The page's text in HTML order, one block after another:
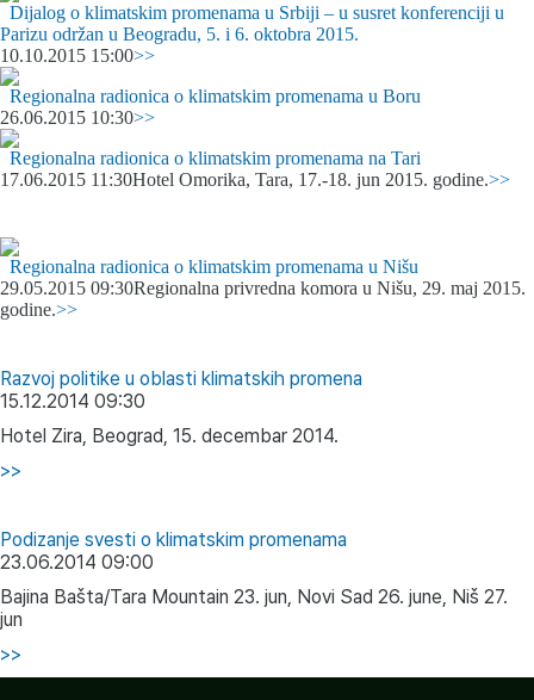
Dijalog o klimatskim promenama u Srbiji – u susret konferenciji u
Parizu održan u Beogradu, 5. i 6. oktobra 2015.
10.10.2015 15:00>>
Regionalna radionica o klimatskim promenama u Boru
26.06.2015 10:30>>
Regionalna radionica o klimatskim promenama na Tari
17.06.2015 11:30Hotel Omorika, Tara, 17.-18. jun 2015. godine.>>
Regionalna radionica o klimatskim promenama u Nišu
29.05.2015 09:30Regionalna privredna komora u Nišu, 29. maj 2015.
godine.>>
Razvoj politike u oblasti klimatskih promena
15.12.2014 09:30
Hotel Zira, Beograd, 15. decembar 2014.
>>
Podizanje svesti o klimatskim promenama
23.06.2014 09:00
Bajina Bašta/Tara Mountain 23. jun, Novi Sad 26. june, Niš 27.
jun
>>